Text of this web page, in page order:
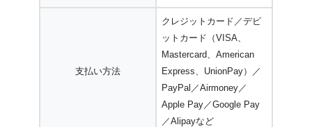
支払い方法
クレジットカード／デビ
ットカード（VISA、
Mastercard、American
Express、UnionPay）／
PayPal／Airmoney／
Apple Pay／Google Pay
／Alipayなど